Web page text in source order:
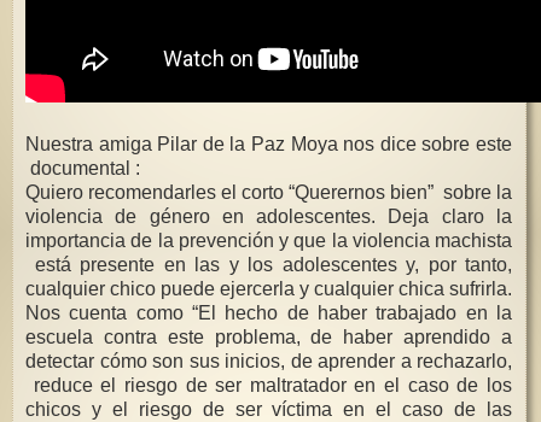
Nuestra amiga Pilar de la Paz Moya nos dice sobre este
documental :
Quiero recomendarles el corto “Querernos bien” sobre la
violencia de género en adolescentes. Deja claro la
importancia de la prevención y que la violencia machista
está presente en las y los adolescentes y, por tanto,
cualquier chico puede ejercerla y cualquier chica sufrirla.
Nos cuenta como “El hecho de haber trabajado en la
escuela contra este problema, de haber aprendido a
detectar cómo son sus inicios, de aprender a rechazarlo,
reduce el riesgo de ser maltratador en el caso de los
chicos y el riesgo de ser víctima en el caso de las